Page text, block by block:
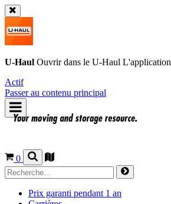
U-Haul Ouvrir dans le U-Haul L'application
Actif
Passer au contenu principal
0
Prix garanti pendant 1 an